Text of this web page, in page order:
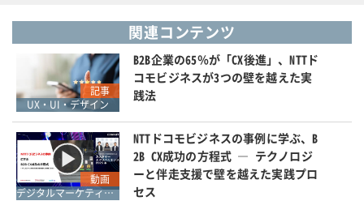
関連コンテンツ
記事
UX・UI・デザイン
B2B企業の65％が「CX後進」、NTTド
コモビジネスが3つの壁を越えた実
践法
動画
デジタルマーケティング総論
NTTドコモビジネスの事例に学ぶ、B
2B CX成功の方程式 ― テクノロジ
ーと伴走支援で壁を越えた実践プロ
セス